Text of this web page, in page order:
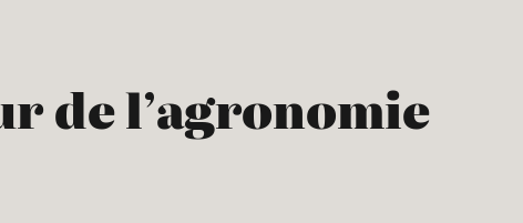
de l’agronomie